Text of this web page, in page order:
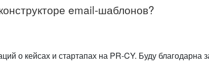
email-шаблонов?
о кейсах и стартапах на PR-CY. Буду благодарна